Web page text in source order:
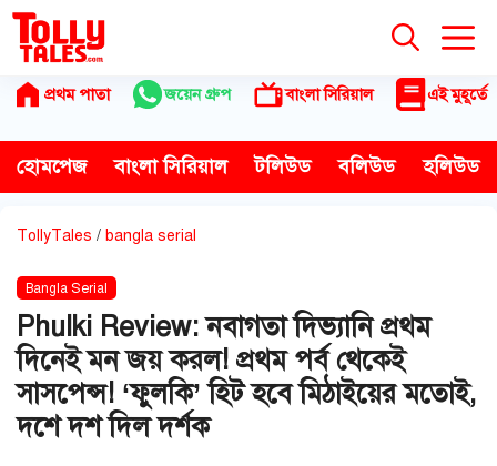
Skip
content
প্রথম পাতা জয়েন গ্রুপ বাংলা সিরিয়াল এই মুহূর্তে
হোমপেজ বাংলা সিরিয়াল টলিউড বলিউড হলিউড
TollyTales / bangla serial
Bangla Serial
Phulki Review: নবাগতা দিভ্যানি প্রথম
দিনেই মন জয় করল! প্রথম পর্ব থেকেই
সাসপেন্স! ‘ফুলকি’ হিট হবে মিঠাইয়ের মতোই,
দশে দশ দিল দর্শক